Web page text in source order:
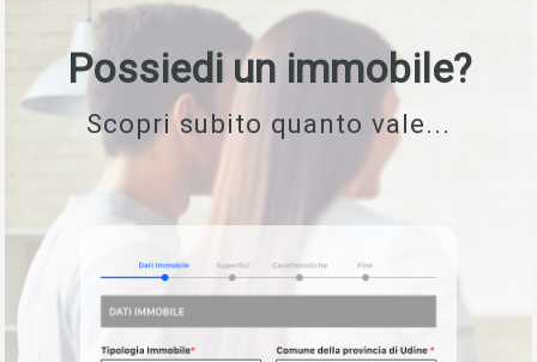
Possiedi un immobile?
Scopri subito quanto vale...